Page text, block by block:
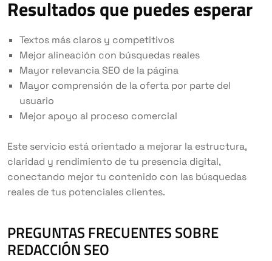
Resultados que puedes esperar
Textos más claros y competitivos
Mejor alineación con búsquedas reales
Mayor relevancia SEO de la página
Mayor comprensión de la oferta por parte del
usuario
Mejor apoyo al proceso comercial
Este servicio está orientado a mejorar la estructura,
claridad y rendimiento de tu presencia digital,
conectando mejor tu contenido con las búsquedas
reales de tus potenciales clientes.
PREGUNTAS FRECUENTES SOBRE
REDACCIÓN SEO